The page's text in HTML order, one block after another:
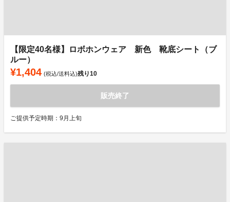
【限定40名様】ロボホンウェア 新色 靴底シート（ブ
ルー）
¥1,404 (税込/送料込)残り10
販売終了
ご提供予定時期：9月上旬